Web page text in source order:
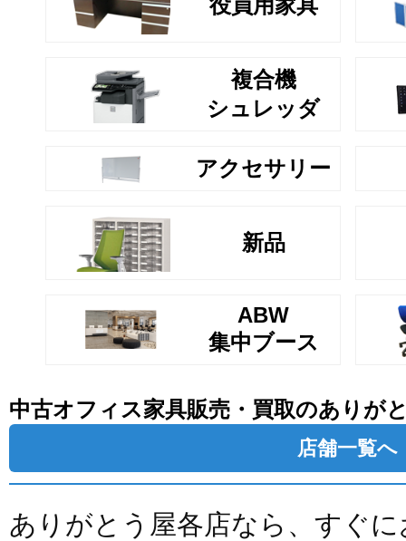
役員用家具
複合機
シュレッダ
アクセサリー
新品
ABW
集中ブース
中古オフィス家具販売・買取のありが
店舗一覧へ
ありがとう屋各店なら、すぐ